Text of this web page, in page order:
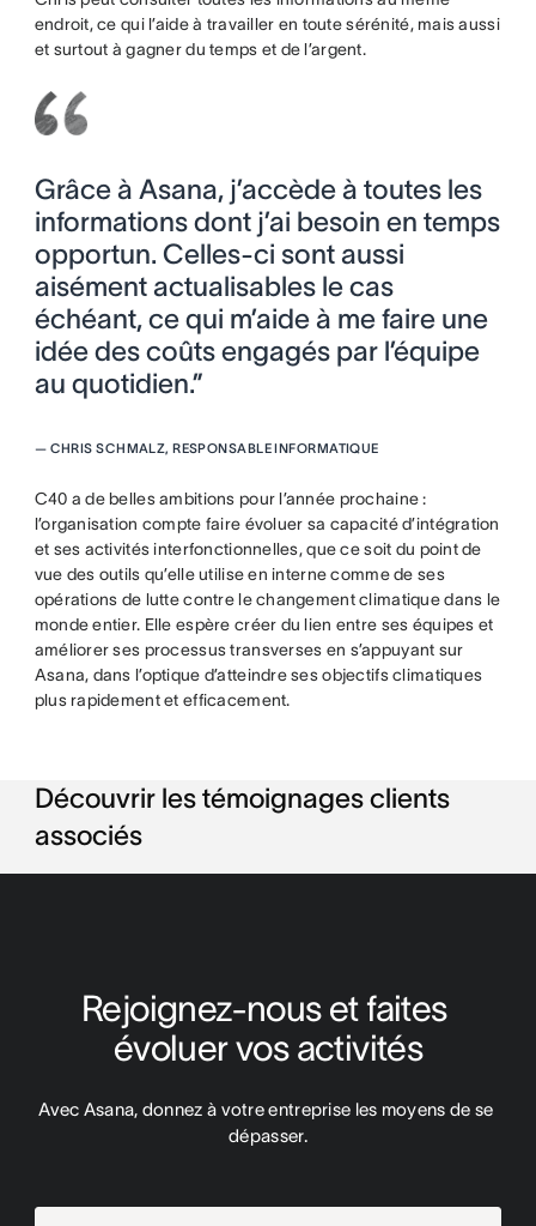
endroit, ce qui l’aide à travailler en toute sérénité, mais aussi
et surtout à gagner du temps et de l’argent.
Grâce à Asana, j’accède à toutes les
informations dont j’ai besoin en temps
opportun. Celles-ci sont aussi
aisément actualisables le cas
échéant, ce qui m’aide à me faire une
idée des coûts engagés par l’équipe
au quotidien.”
— CHRIS SCHMALZ, RESPONSABLE INFORMATIQUE
C40 a de belles ambitions pour l’année prochaine :
l’organisation compte faire évoluer sa capacité d’intégration
et ses activités interfonctionnelles, que ce soit du point de
vue des outils qu’elle utilise en interne comme de ses
opérations de lutte contre le changement climatique dans le
monde entier. Elle espère créer du lien entre ses équipes et
améliorer ses processus transverses en s’appuyant sur
Asana, dans l’optique d’atteindre ses objectifs climatiques
plus rapidement et efficacement.
Découvrir les témoignages clients
associés
Rejoignez-nous et faites
évoluer vos activités
Avec Asana, donnez à votre entreprise les moyens de se
dépasser.